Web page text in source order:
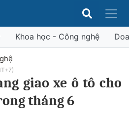
Khoa học - Công nghệ
giao xe ô tô cho
tháng 6